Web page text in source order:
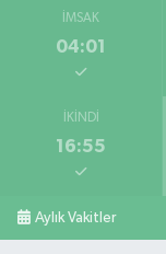
İMSAK
04:01
İKINDI
16:55
Aylık Vakitler